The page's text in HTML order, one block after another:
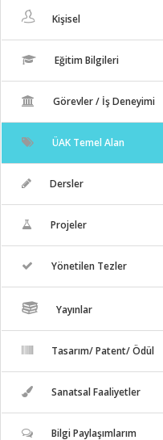
Kişisel
Eğitim Bilgileri
Görevler / İş Deneyimi
ÜAK Temel Alan
Dersler
Projeler
Yönetilen Tezler
Yayınlar
Tasarım/ Patent/ Ödül
Sanatsal Faaliyetler
Bilgi Paylaşımlarım